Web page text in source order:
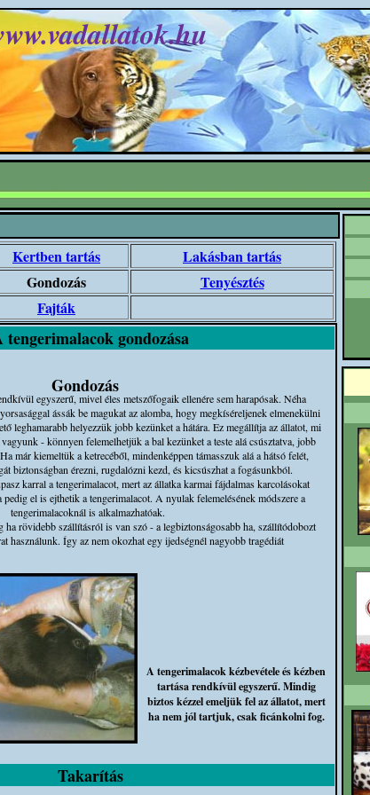
tengerimalacok gondozása
egyszerű, mivel éles metszőfogaik ellenére sem harapósak. Néha
ássák be magukat az alomba, hogy megkíséreljenek elmenekülni
leghamarabb helyezzük jobb kezünket a hátára. Ez megállítja az állatot, mi
- könnyen felemelhetjük a bal kezünket a teste alá csúsztatva, jobb
már kiemeltük a ketrecéből, mindenképpen támasszuk alá a hátsó felét,
biztonságban érezni, rugdalózni kezd, és kicsúszhat a fogásunkból.
karral a tengerimalacot, mert az állatka karmai fájdalmas karcolásokat
pedig el is ejthetik a tengerimalacot. A nyulak felemelésének módszere a
tengerimalacoknál is alkalmazhatóak.
ha rövidebb szállításról is van szó - a legbiztonságosabb ha, szállítódobozt
használunk. Így az nem okozhat egy ijedségnél nagyobb tragédiát
A tengerimalacok kézbevétele és kézben
tartása rendkívül egyszerű. Mindig
biztos kézzel emeljük fel az állatot, mert
ha nem jól tartjuk, csak ficánkolni fog.
Gondozás
Kertben tartás
Lakásban tartás
Gondozás
Tenyésztés
Fajták
Takarítás